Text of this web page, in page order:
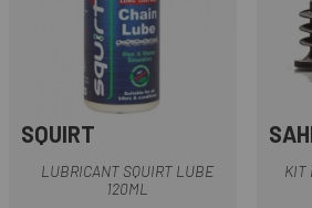
SQUIRT
LUBRICANT SQUIRT LUBE
120ML
KIT